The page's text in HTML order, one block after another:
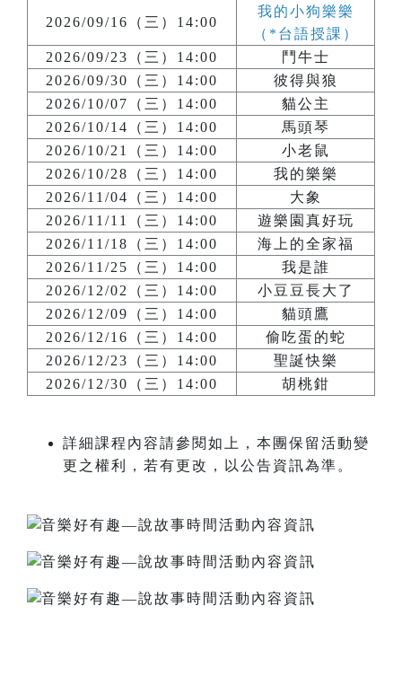
2026/09/16（三）14:00
我的小狗樂樂
（*台語授課）
2026/09/23（三）14:00
鬥牛士
2026/09/30（三）14:00
彼得與狼
2026/10/07（三）14:00
貓公主
2026/10/14（三）14:00
馬頭琴
2026/10/21（三）14:00
小老鼠
2026/10/28（三）14:00
我的樂樂
2026/11/04（三）14:00
大象
2026/11/11（三）14:00
遊樂園真好玩
2026/11/18（三）14:00
海上的全家福
2026/11/25（三）14:00
我是誰
2026/12/02（三）14:00
小豆豆長大了
2026/12/09（三）14:00
貓頭鷹
2026/12/16（三）14:00
偷吃蛋的蛇
2026/12/23（三）14:00
聖誕快樂
2026/12/30（三）14:00
胡桃鉗
詳細課程內容請參閱如上，本團保留活動變
更之權利，若有更改，以公告資訊為準。